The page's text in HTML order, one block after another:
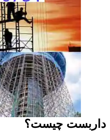
داربست چیست؟